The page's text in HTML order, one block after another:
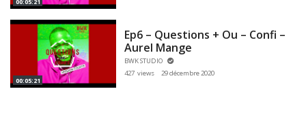
00:05:21
Ep6 – Questions + Ou – Confi –
Aurel Mange
BWK STUDIO
427 views
29 décembre 2020